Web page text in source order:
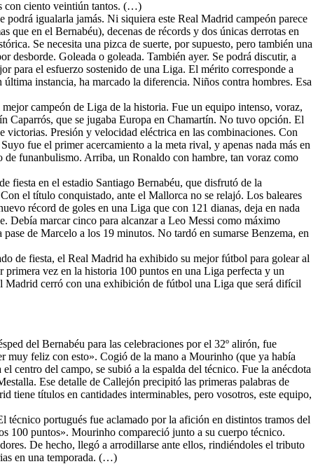
con ciento veintiún tantos. (…)
podrá igualarla jamás. Ni siquiera este Real Madrid campeón parece
que en el Bernabéu), decenas de récords y dos únicas derrotas en
Se necesita una pizca de suerte, por supuesto, pero también una
desborde. Goleada o goleada. También ayer. Se podrá discutir, a
para el esfuerzo sostenido de una Liga. El mérito corresponde a
instancia, ha marcado la diferencia. Niños contra hombres. Esa
campeón de Liga de la historia. Fue un equipo intenso, voraz,
Caparrós, que se jugaba Europa en Chamartín. No tuvo opción. El
Presión y velocidad eléctrica en las combinaciones. Con
fue el primer acercamiento a la meta rival, y apenas nada más en
funanbulismo. Arriba, un Ronaldo con hambre, tan voraz como
fiesta en el estadio Santiago Bernabéu, que disfrutó de la
el título conquistado, ante el Mallorca no se relajó. Los baleares
récord de goles en una Liga que con 121 dianas, deja en nada
Debía marcar cinco para alcanzar a Leo Messi como máximo
de Marcelo a los 19 minutos. No tardó en sumarse Benzema, en
de fiesta, el Real Madrid ha exhibido su mejor fútbol para golear al
vez en la historia 100 puntos en una Liga perfecta y un
Madrid cerró con una exhibición de fútbol una Liga que será difícil
del Bernabéu para las celebraciones por el 32º alirón, fue
muy feliz con esto». Cogió de la mano a Mourinho (que ya había
centro del campo, se subió a la espalda del técnico. Fue la anécdota
Ese detalle de Callejón precipitó las primeras palabras de
tiene títulos en cantidades interminables, pero vosotros, este equipo,
técnico portugués fue aclamado por la afición en distintos tramos del
100 puntos». Mourinho compareció junto a su cuerpo técnico.
De hecho, llegó a arrodillarse ante ellos, rindiéndoles el tributo
en una temporada. (…)